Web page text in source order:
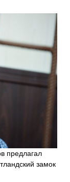
предлагал
замок